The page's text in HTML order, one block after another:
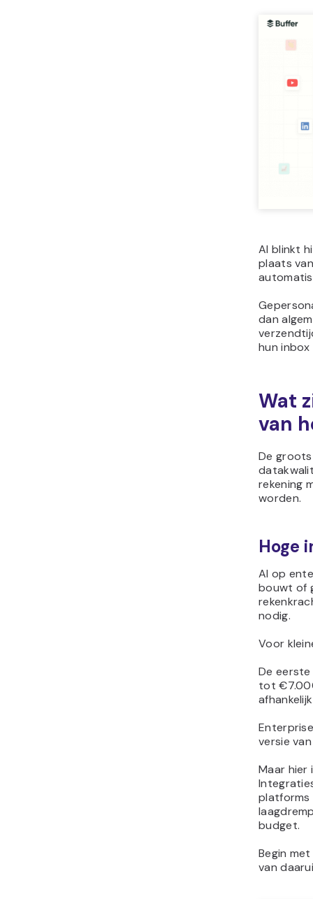
AI blinkt
plaats
dan
hun
Wat
van
De
rekening
worden.
Hoge
AI op
bouwt of
nodig.
Voor
De
tot
versie
Maar hier
platforms
budget.
Begin
van